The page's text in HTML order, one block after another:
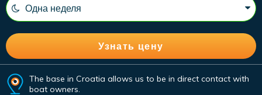
The base in Croatia allows us to be in direct contact with
boat owners.